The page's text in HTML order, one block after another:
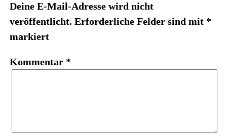
Deine E-Mail-Adresse wird nicht
veröffentlicht. Erforderliche Felder sind mit *
markiert
Kommentar *